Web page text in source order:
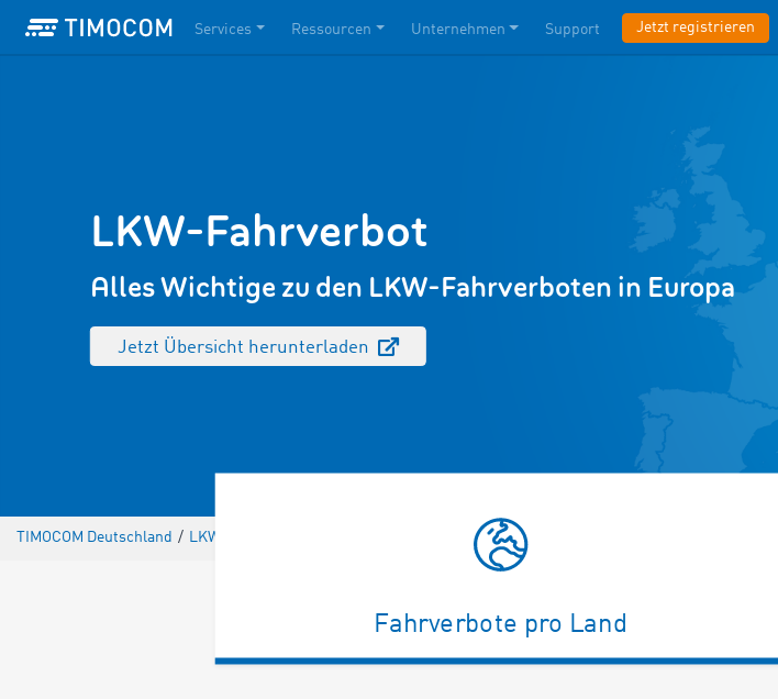
Services Ressourcen Unternehmen Support Jetzt registrieren
LKW-Fahrverbot
Alles Wichtige zu den LKW-Fahrverboten in Europa
Jetzt Übersicht herunterladen
TIMOCOM Deutschland / LKW Fahrverbot
Fahrverbote pro Land